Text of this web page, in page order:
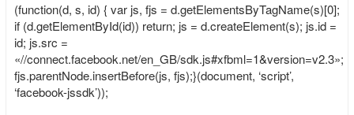
(function(d, s, id) { var js, fjs = d.getElementsByTagName(s)[0];
if (d.getElementById(id)) return; js = d.createElement(s); js.id =
id; js.src =
«//connect.facebook.net/en_GB/sdk.js#xfbml=1&version=v2.3»;
fjs.parentNode.insertBefore(js, fjs);}(document, ‘script’,
‘facebook-jssdk’));